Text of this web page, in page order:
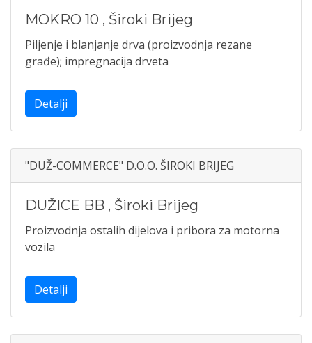
MOKRO 10 , Široki Brijeg
Piljenje i blanjanje drva (proizvodnja rezane
građe); impregnacija drveta
Detalji
"DUŽ-COMMERCE" D.O.O. ŠIROKI BRIJEG
DUŽICE BB , Široki Brijeg
Proizvodnja ostalih dijelova i pribora za motorna
vozila
Detalji